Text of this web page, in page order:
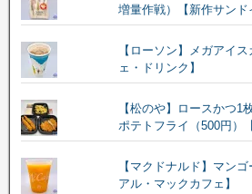
増量作戦）【新作サンド
【ローソン】メガアイ
ェ・ドリンク】
【松のや】ロースかつ1
ポテトフライ（500円）
【マクドナルド】マン
アル・マックカフェ】